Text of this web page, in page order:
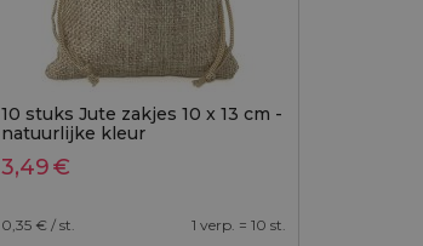
10 stuks Jute zakjes 10 x 13 cm -
natuurlijke kleur
3,49€
0,35 € / st. 1 verp. = 10 st.